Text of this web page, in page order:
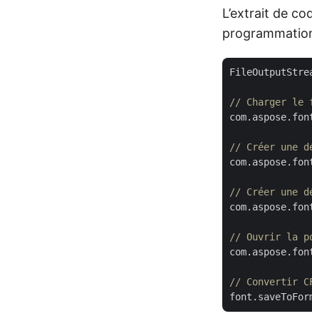
L’extrait de
// Charger le
// Créer une
// Créer une
// Ouvrir la
// Convertir